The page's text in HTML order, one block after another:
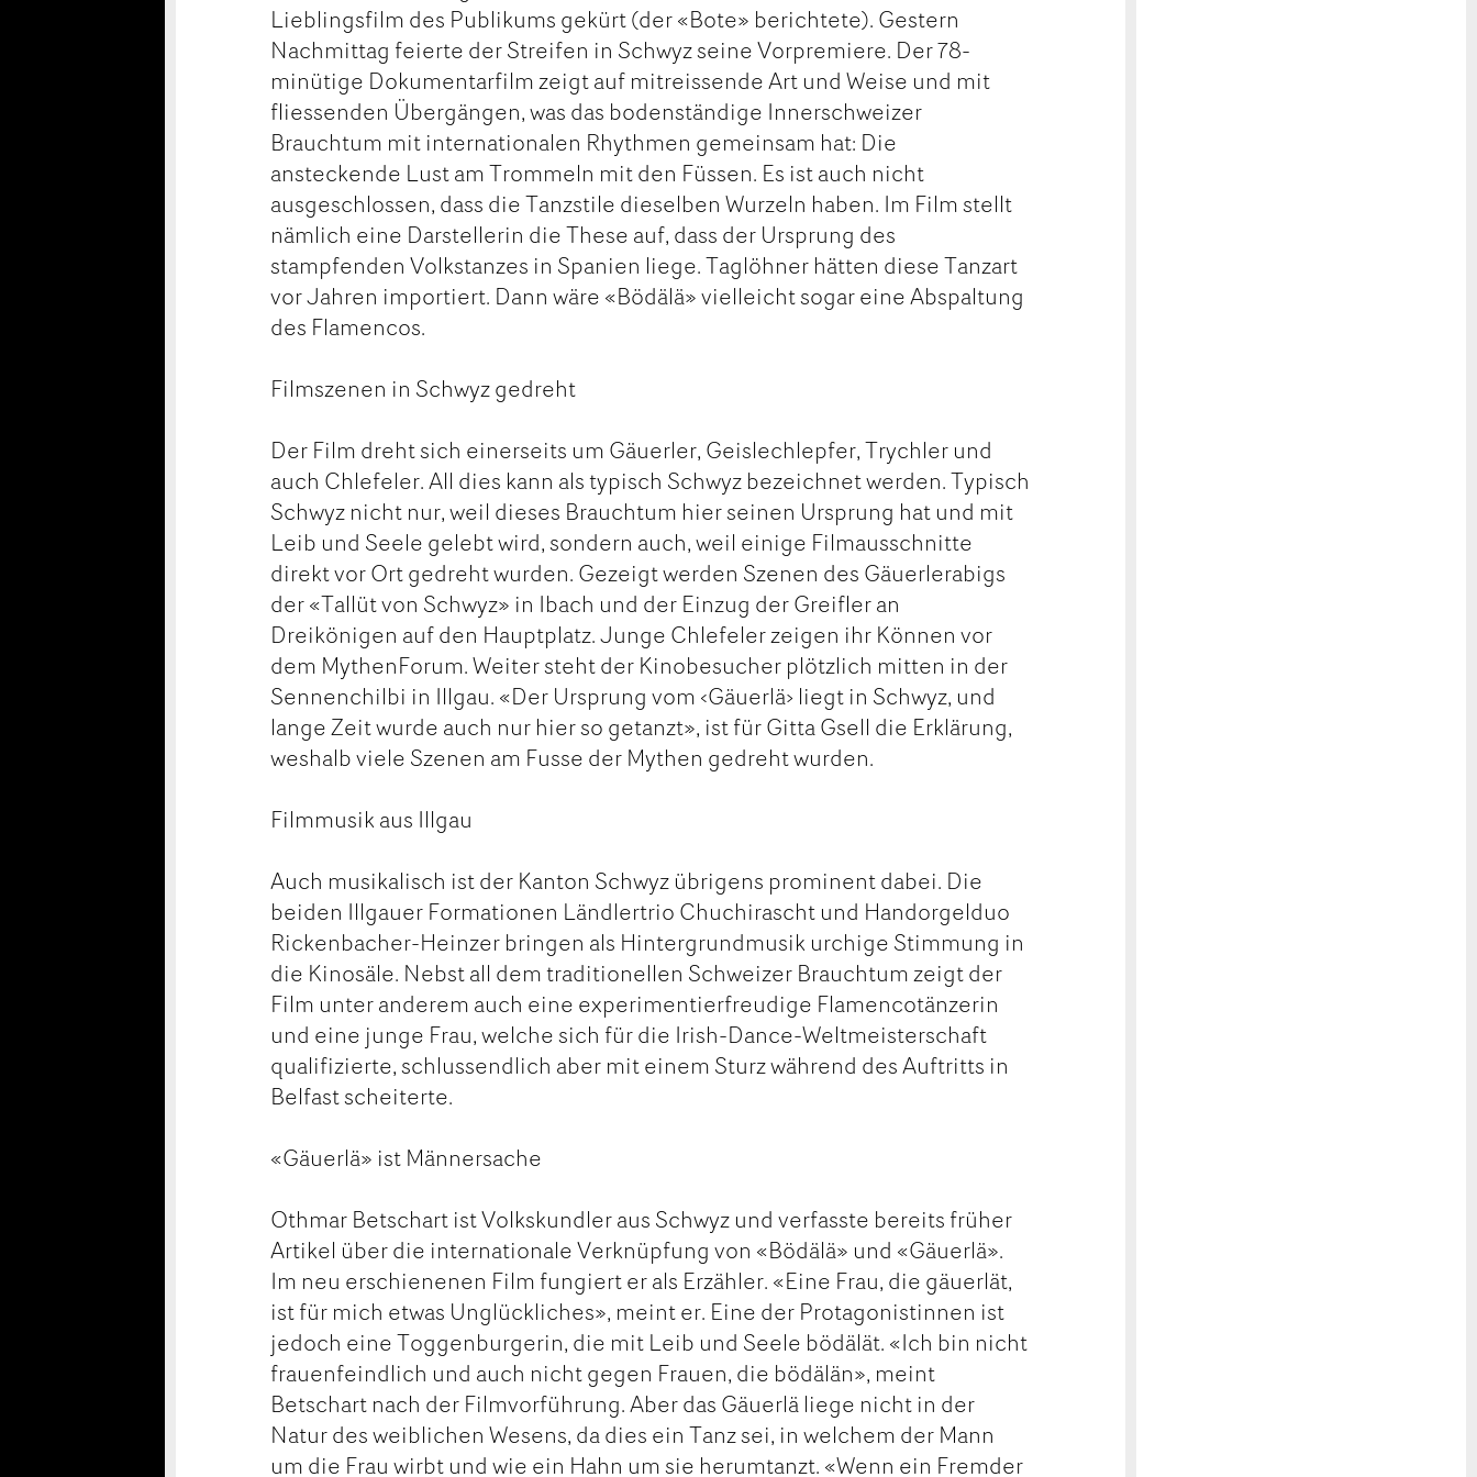
Lieblingsfilm des Publikums gekürt (der «Bote» berichtete). Gestern
Nachmittag feierte der Streifen in Schwyz seine Vorpremiere. Der 78-
minütige Dokumentarfilm zeigt auf mitreissende Art und Weise und mit
fliessenden Übergängen, was das bodenständige Innerschweizer
Brauchtum mit internationalen Rhythmen gemeinsam hat: Die
ansteckende Lust am Trommeln mit den Füssen. Es ist auch nicht
ausgeschlossen, dass die Tanzstile dieselben Wurzeln haben. Im Film stellt
nämlich eine Darstellerin die These auf, dass der Ursprung des
stampfenden Volkstanzes in Spanien liege. Taglöhner hätten diese Tanzart
vor Jahren importiert. Dann wäre «Bödälä» vielleicht sogar eine Abspaltung
des Flamencos.
Filmszenen in Schwyz gedreht
Der Film dreht sich einerseits um Gäuerler, Geislechlepfer, Trychler und
auch Chlefeler. All dies kann als typisch Schwyz bezeichnet werden. Typisch
Schwyz nicht nur, weil dieses Brauchtum hier seinen Ursprung hat und mit
Leib und Seele gelebt wird, sondern auch, weil einige Filmausschnitte
direkt vor Ort gedreht wurden. Gezeigt werden Szenen des Gäuerlerabigs
der «Tallüt von Schwyz» in Ibach und der Einzug der Greifler an
Dreikönigen auf den Hauptplatz. Junge Chlefeler zeigen ihr Können vor
dem MythenForum. Weiter steht der Kinobesucher plötzlich mitten in der
Sennenchilbi in Illgau. «Der Ursprung vom ‹Gäuerlä› liegt in Schwyz, und
lange Zeit wurde auch nur hier so getanzt», ist für Gitta Gsell die Erklärung,
weshalb viele Szenen am Fusse der Mythen gedreht wurden.
Filmmusik aus Illgau
Auch musikalisch ist der Kanton Schwyz übrigens prominent dabei. Die
beiden Illgauer Formationen Ländlertrio Chuchirascht und Handorgelduo
Rickenbacher-Heinzer bringen als Hintergrundmusik urchige Stimmung in
die Kinosäle. Nebst all dem traditionellen Schweizer Brauchtum zeigt der
Film unter anderem auch eine experimentierfreudige Flamencotänzerin
und eine junge Frau, welche sich für die Irish-Dance-Weltmeisterschaft
qualifizierte, schlussendlich aber mit einem Sturz während des Auftritts in
Belfast scheiterte.
«Gäuerlä» ist Männersache
Othmar Betschart ist Volkskundler aus Schwyz und verfasste bereits früher
Artikel über die internationale Verknüpfung von «Bödälä» und «Gäuerlä».
Im neu erschienenen Film fungiert er als Erzähler. «Eine Frau, die gäuerlät,
ist für mich etwas Unglückliches», meint er. Eine der Protagonistinnen ist
jedoch eine Toggenburgerin, die mit Leib und Seele bödälät. «Ich bin nicht
frauenfeindlich und auch nicht gegen Frauen, die bödälän», meint
Betschart nach der Filmvorführung. Aber das Gäuerlä liege nicht in der
Natur des weiblichen Wesens, da dies ein Tanz sei, in welchem der Mann
um die Frau wirbt und wie ein Hahn um sie herumtanzt. «Wenn ein Fremder